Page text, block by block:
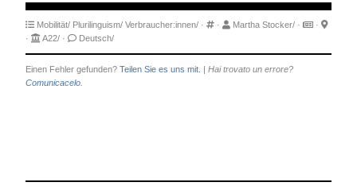
Mobilität/ Plurilinguism/ Verbraucher:innen/ · · Martha Stocker/ ·
·
·
A22/ · Deutsch/
Einen Fehler gefunden? Teilen Sie es uns mit. | Hai trovato un errore?
Comunicacelo.